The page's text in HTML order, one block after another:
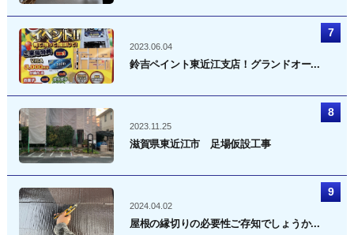
2023.06.04
鈴吉ペイント東近江支店！グランドオー...
2023.11.25
滋賀県東近江市 足場仮設工事
2024.04.02
屋根の縁切りの必要性ご存知でしょうか...